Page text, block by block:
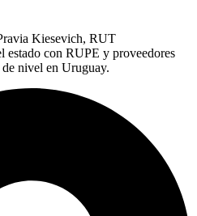
Kiesevich, RUT
estado con RUPE y proveedores
de nivel en Uruguay.